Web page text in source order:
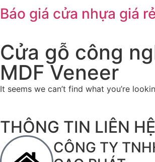
Báo giá cửa nhựa giá
Cửa gỗ công
MDF Veneer
It seems we can’t find what you’re
THÔNG TIN LIÊN HỆ
CÔNG TY